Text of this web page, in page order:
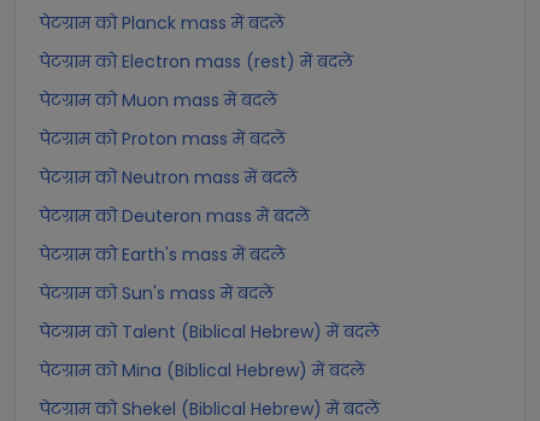
पेटग्राम को Planck mass में बदलें
पेटग्राम को Electron mass (rest) में बदलें
पेटग्राम को Muon mass में बदलें
पेटग्राम को Proton mass में बदलें
पेटग्राम को Neutron mass में बदलें
पेटग्राम को Deuteron mass में बदलें
पेटग्राम को Earth's mass में बदलें
पेटग्राम को Sun's mass में बदलें
पेटग्राम को Talent (Biblical Hebrew) में बदलें
पेटग्राम को Mina (Biblical Hebrew) में बदलें
पेटग्राम को Shekel (Biblical Hebrew) में बदलें